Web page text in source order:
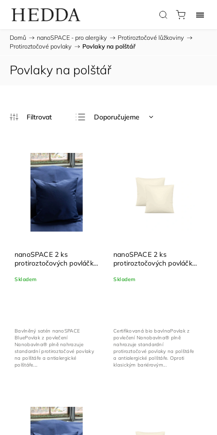
Domů / nanoSPACE - pro alergiky / Protiroztočové lůžkoviny /
Protiroztočové povlaky / Povlaky na polštář
Povlaky na polštář
Doporučujeme
nanoSPACE 2 ks
protiroztočových povláčků
Nanobavlna® – modrá
Skladem
Bavlněný satén nanoSPACE
BluePovlak z povlečení
Nanobavlna® plně nahrazuje
standardní protiroztočové povlaky
na polštáře a antialergické
polštáře....
nanoSPACE 2 ks
protiroztočových povláčků
Nanobavlna® – režná
Skladem
Certifikovaná bio bavlnaPovlak z
povlečení Nanobavlna® plně
nahrazuje standardní
protiroztočové povlaky na polštáře
a antialergické polštáře. Oproti
klasickým bariérovým...